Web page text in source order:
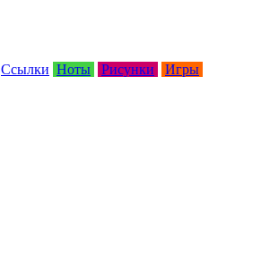
Ссылки Ноты Рисунки
Игры